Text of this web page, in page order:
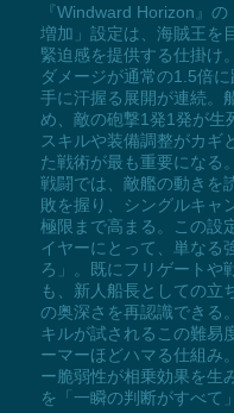
『Windward Horizon』
増加」設定は、海賊王を
緊迫感を提供する仕掛け
ダメージが通常の1.5倍
手に汗握る展開が連続。
め、敵の砲撃1発1発が生
スキルや装備調整がカギ
た戦術が最も重要になる
戦闘では、敵艦の動きを
敗を握り、シングルキャ
極限まで高まる。この設
イヤーにとって、単なる
ろ」。既にフリゲートや
も、新人船長としての立
の奥深さを再認識できる
キルが試されるこの難易
ーマーほどハマる仕組み
ー脆弱性が相乗効果を生
を「一瞬の判断がすべて